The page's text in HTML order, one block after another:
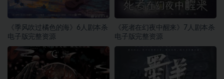
《季风吹过橘色的海》6人剧本杀
电子版完整资源
《死者在幻夜中醒来》7人剧本杀
电子版完整资源